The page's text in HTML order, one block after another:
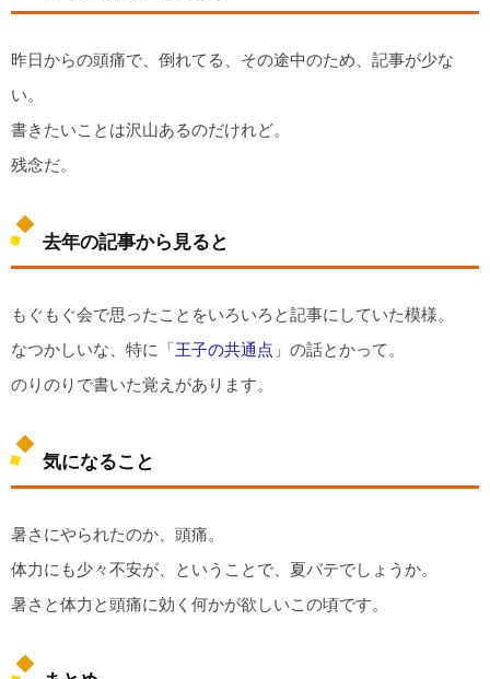
昨日からの頭痛で、倒れてる、その途中のため、記事が少な
い。
書きたいことは沢山あるのだけれど。
残念だ。
去年の記事から見ると
もぐもぐ会で思ったことをいろいろと記事にしていた模様。
なつかしいな、特に「王子の共通点 」の話とかって。
のりのりで書いた覚えがあります。
気になること
暑さにやられたのか、頭痛。
体力にも少々不安が、ということで、夏バテでしょうか。
暑さと体力と頭痛に効く何かが欲しいこの頃です。